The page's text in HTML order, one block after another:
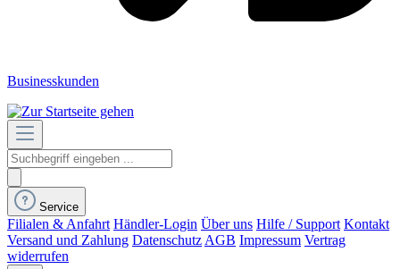
Businesskunden
Service
Filialen & Anfahrt Händler-Login Über uns Hilfe / Support Kontakt
Versand und Zahlung Datenschutz AGB Impressum Vertrag
widerrufen